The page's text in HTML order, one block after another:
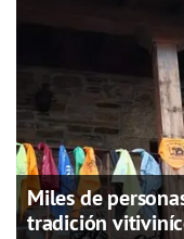
Miles de
tradición